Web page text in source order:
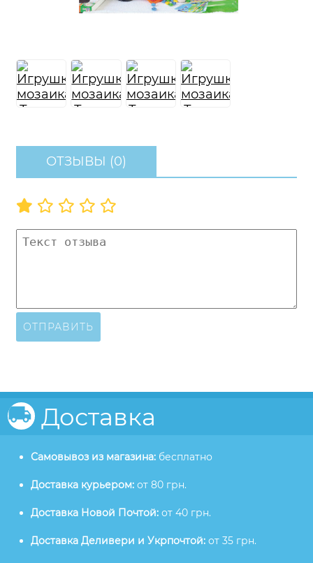
ОТЗЫВЫ (0)
ОТПРАВИТЬ
Доставка
Самовывоз из магазина: бесплатно
Доставка курьером: от 80 грн.
Доставка Новой Почтой: от 40 грн.
Доставка Деливери и Укрпочтой: от 35 грн.